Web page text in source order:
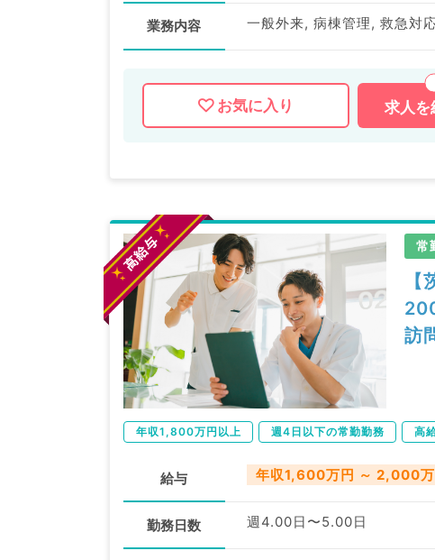
業務内容 一般外来, 病棟管理, 救急対
お気に入り 求人を
常
訪
年収1,800万円以上 週4日以下の常勤勤務 高
給与 年収1,600万円 ～ 2,000万
勤務日数 週4.00日〜5.00日